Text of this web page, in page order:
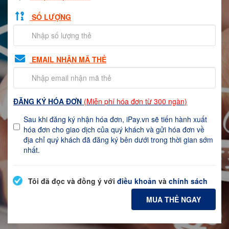
SỐ LƯỢNG
EMAIL NHẬN MÃ THẺ
ĐĂNG KÝ HÓA ĐƠN (Miễn phí hóa đơn từ 300 ngàn)
Sau khi đăng ký nhận hóa đơn, iPay.vn sẽ tiến hành xuất
hóa đơn cho giao dịch của quý khách và gửi hóa đơn về
địa chỉ quý khách đã đăng ký bên dưới trong thời gian sớm
nhất.
Tôi đã đọc và đồng ý vớiđiều khoản vàchính sách
MUA THẺ NGAY